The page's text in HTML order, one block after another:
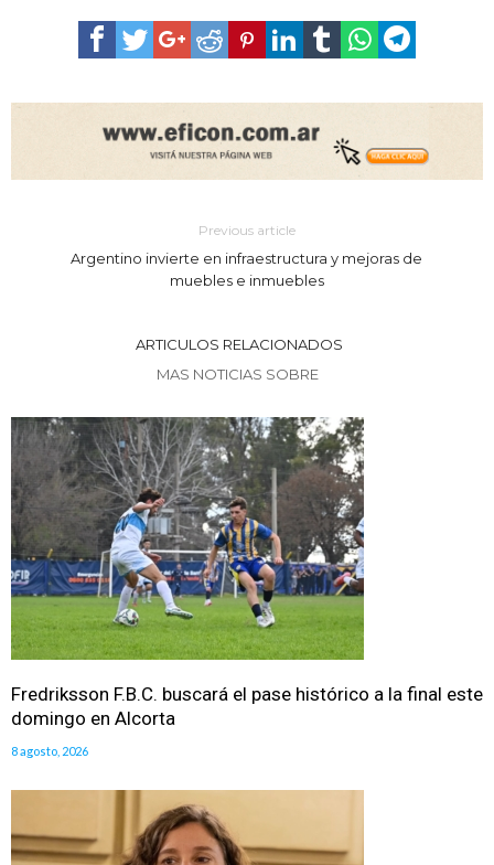
Previous article
Argentino invierte en infraestructura y mejoras de
muebles e inmuebles
ARTICULOS RELACIONADOS
MAS NOTICIAS SOBRE
Fredriksson F.B.C. buscará el pase histórico a la final este
domingo en Alcorta
8 agosto, 2026